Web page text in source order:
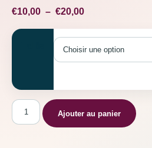
€10,00 – €20,00Plage de prix :
quantité de Crâne et os croisés
Ajouter au panier